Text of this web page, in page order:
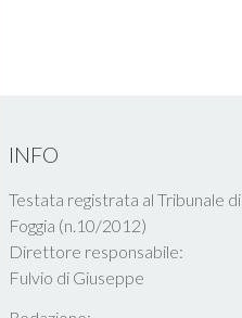
INFO
Testata registrata al Tribunale di
Foggia (n.10/2012)
Direttore responsabile:
Fulvio di Giuseppe